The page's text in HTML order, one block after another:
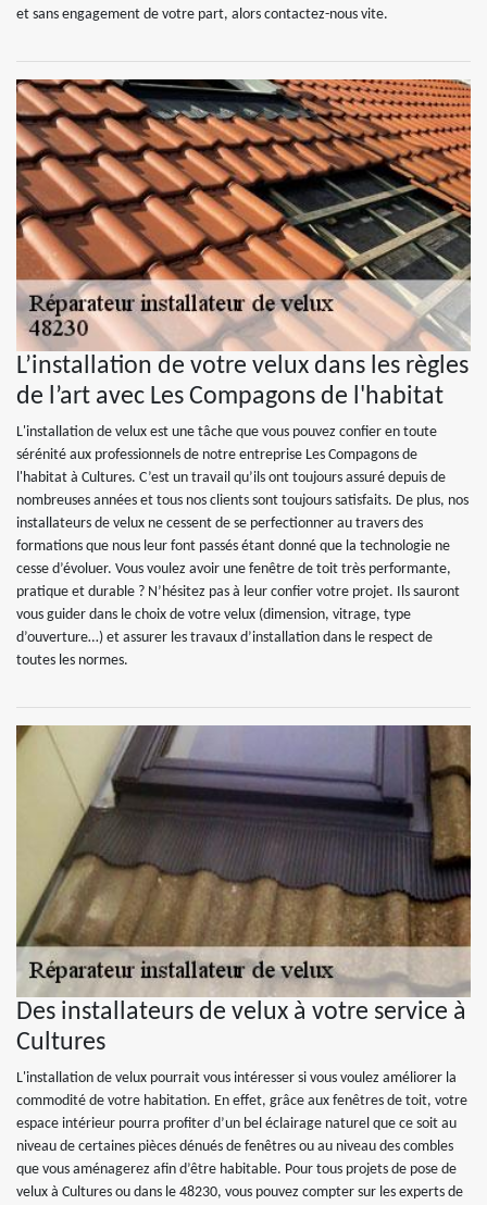
et sans engagement de votre part, alors contactez-nous vite.
L’installation de votre velux dans les règles
de l’art avec Les Compagons de l'habitat
L'installation de velux est une tâche que vous pouvez confier en toute
sérénité aux professionnels de notre entreprise Les Compagons de
l'habitat à Cultures. C’est un travail qu’ils ont toujours assuré depuis de
nombreuses années et tous nos clients sont toujours satisfaits. De plus, nos
installateurs de velux ne cessent de se perfectionner au travers des
formations que nous leur font passés étant donné que la technologie ne
cesse d’évoluer. Vous voulez avoir une fenêtre de toit très performante,
pratique et durable ? N’hésitez pas à leur confier votre projet. Ils sauront
vous guider dans le choix de votre velux (dimension, vitrage, type
d’ouverture…) et assurer les travaux d’installation dans le respect de
toutes les normes.
Des installateurs de velux à votre service à
Cultures
L'installation de velux pourrait vous intéresser si vous voulez améliorer la
commodité de votre habitation. En effet, grâce aux fenêtres de toit, votre
espace intérieur pourra profiter d’un bel éclairage naturel que ce soit au
niveau de certaines pièces dénués de fenêtres ou au niveau des combles
que vous aménagerez afin d’être habitable. Pour tous projets de pose de
velux à Cultures ou dans le 48230, vous pouvez compter sur les experts de